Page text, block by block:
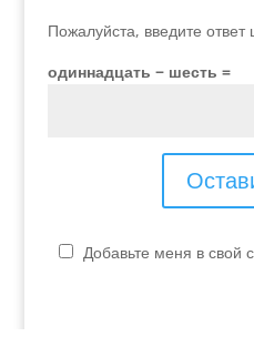
Пожалуйста, введите
одиннадцать − шесть =
Добавьте меня в свой